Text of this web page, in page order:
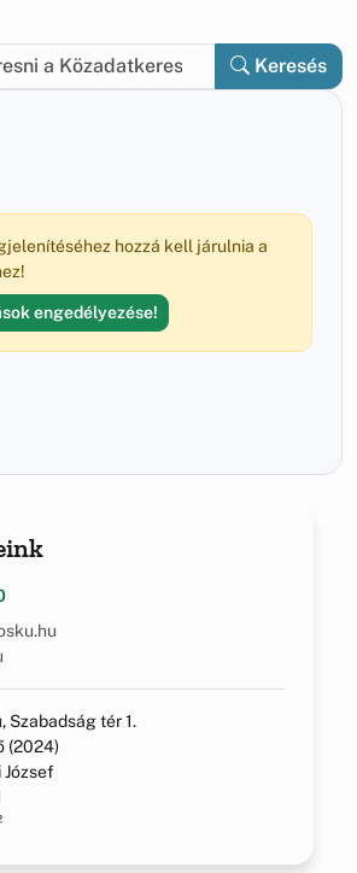
Keresés
hozzá kell járulnia a
engedélyezése!
Szabadság tér 1.
(2024)
József